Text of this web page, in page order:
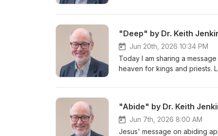
qui aiment la vérité et se
revêtir le Christ dans les
Pour plus d'informations sur
"Deep" by Dr. Keith
Jun 20th, 2026 10:34 PM
Today I am sharing a
heaven for kings and priests.
increasing in the last days
information about Servants
"Abide" by Dr. Keith
Jun 7th, 2026 8:00 AM
Jesus' message on abiding